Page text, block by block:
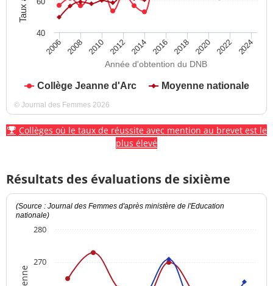
Année d'obtention du DNB
Collège Jeanne d'Arc Moyenne nationale
2006 2008 2010 2012 2014 2016 2018 2020 2022 2024
40
© Journal des Femmes 2026
Collèges où le taux de réussite avec mention au brevet est le
plus élevé
Résultats des évaluations de sixième
(Source : Journal des Femmes d'après ministère de l'Education
nationale)
270
280